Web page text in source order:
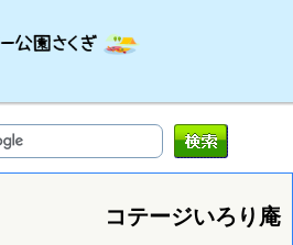
コテージいろり庵